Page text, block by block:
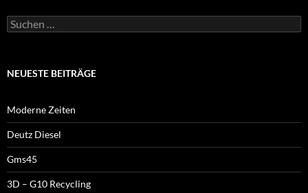
Suchen
nach:
NEUESTE BEITRÄGE
Moderne Zeiten
Deutz Diesel
Gms45
3D – G10 Recycling